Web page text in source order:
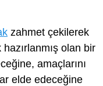
zahmet çekilerek
olan bir
amaçlarını
elde edeceğine